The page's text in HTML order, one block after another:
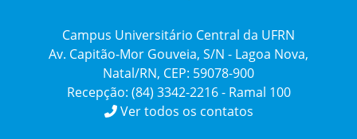
Campus Universitário Central da UFRN
Av. Capitão-Mor Gouveia, S/N - Lagoa Nova,
Natal/RN, CEP: 59078-900
Recepção: (84) 3342-2216 - Ramal 100
Ver todos os contatos